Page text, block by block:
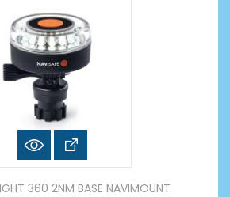
360 2NM BASE NAVIMOUNT